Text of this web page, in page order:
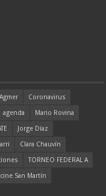
Agmer
Coronavirus
agenda
Mario Rovina
Jorge Díaz
Clara Chauvín
TORNEO FEDERAL A
cine San Martín